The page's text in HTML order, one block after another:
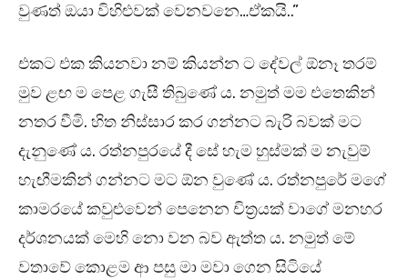
වුණත් ඔයා විහිළුවක් වෙනවනෙ…ඒකයි..”
එකට එක කියනවා නම් කියන්න ට දේවල් ඕනෑ තරම්
මුව ළඟ ම පෙළ ගැසී තිබුණේ ය. නමුත් මම එතෙකින්
නතර වීමි. හිත නිස්සාර කර ගන්නට බැරි බවක් මට
දැනුණේ ය. රත්නපුරයේ දී සේ හැම හුස්මක් ම නැවුම්
හැඟීමකින් ගන්නට මට ඕන වුණේ ය. රත්නපුරේ මගේ
කාමරයේ කවුළුවෙන් පෙනෙන චිත්‍රයක් වාගේ මනහර
දර්ශනයක් මෙහි නො වන බව ඇත්ත ය. නමුත් මේ
වතාවේ කොළම ආ පසු මා මවා ගෙන සිටියේ